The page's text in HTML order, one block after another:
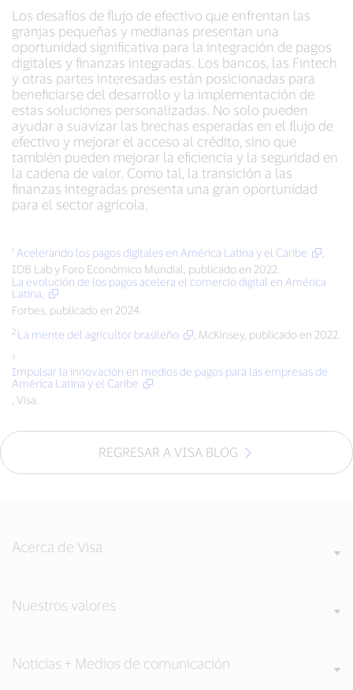
Los desafíos de flujo de efectivo que enfrentan las
granjas pequeñas y medianas presentan una
oportunidad significativa para la integración de pagos
digitales y finanzas integradas. Los bancos, las Fintech
y otras partes interesadas están posicionadas para
beneficiarse del desarrollo y la implementación de
estas soluciones personalizadas. No solo pueden
ayudar a suavizar las brechas esperadas en el flujo de
efectivo y mejorar el acceso al crédito, sino que
también pueden mejorar la eficiencia y la seguridad en
la cadena de valor. Como tal, la transición a las
finanzas integradas presenta una gran oportunidad
para el sector agrícola.
¹ Acelerando los pagos digitales en América Latina y el Caribe
IDB Lab y Foro Económico Mundial, publicado en 2022.
La evolución de los pagos acelera el comercio digital en América
Latina,
Forbes, publicado en 2024.
2 La mente del agricultor brasileño
, McKinsey, publicado en 2022.
³
Impulsar la innovación en medios de pagos para las empresas de
América Latina y el Caribe
, Visa.
REGRESAR A VISA BLOG
Acerca de Visa
Nuestros valores
Noticias + Medios de comunicación